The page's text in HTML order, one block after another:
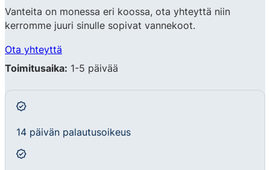
Vanteita on monessa eri koossa, ota yhteyttä niin
kerromme juuri sinulle sopivat vannekoot.
Ota yhteyttä
Toimitusaika: 1-5 päivää
14 päivän palautusoikeus